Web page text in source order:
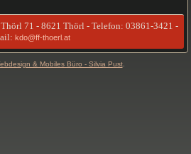
71 - 8621 Thörl - Telefon: 03861-3421 -
kdo@ff-thoerl.at
& Mobiles Büro - Silvia Pust.